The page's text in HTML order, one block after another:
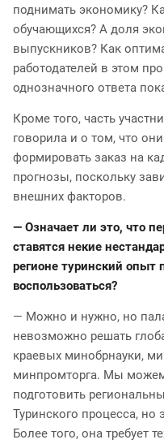
поднимать экономику?
обучающихся? А доля
выпускников? Как
работодателей в этом
однозначного ответа
Кроме того, часть
говорила и о том, что
формировать заказ на
прогнозы, поскольку
внешних факторов.
— Означает ли это, что
ставятся некие
регионе туринский опыт
воспользоваться?
— Можно и нужно, но
невозможно решать
краевых минобрнауки,
минпромторга. Мы
подготовить
Туринского процесса, но
Более того, она требует